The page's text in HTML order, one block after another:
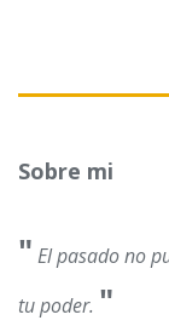
Sobre mi
" El pasado no
tu poder. "